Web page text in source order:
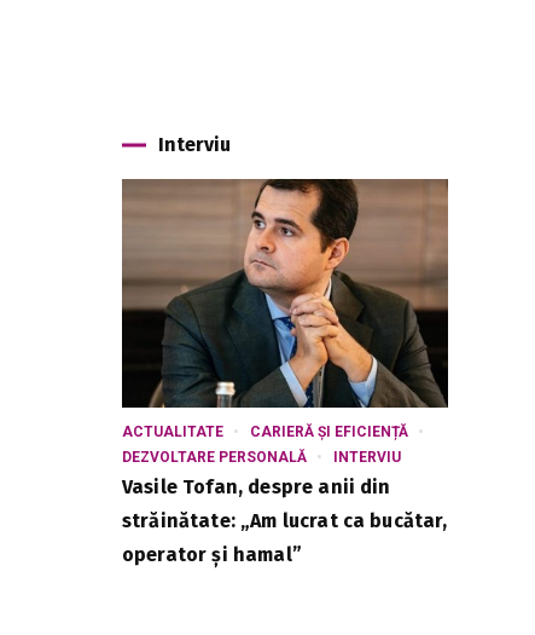
Interviu
ACTUALITATE
CARIERĂ ȘI EFICIENȚĂ
DEZVOLTARE PERSONALĂ
INTERVIU
Vasile Tofan, despre anii din
străinătate: „Am lucrat ca bucătar,
operator și hamal”